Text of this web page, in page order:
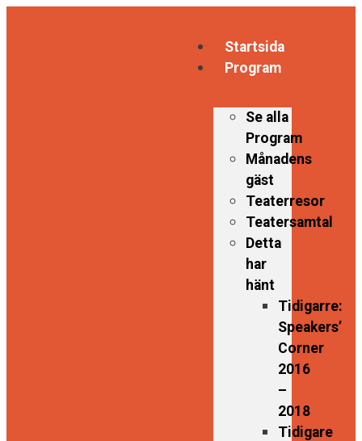
Startsida
Program
Se alla
Program
Månadens
gäst
Teaterresor
Teatersamtal
Detta
har
hänt
Tidigarre:
Speakers’
Corner
2016
–
2018
Tidigare